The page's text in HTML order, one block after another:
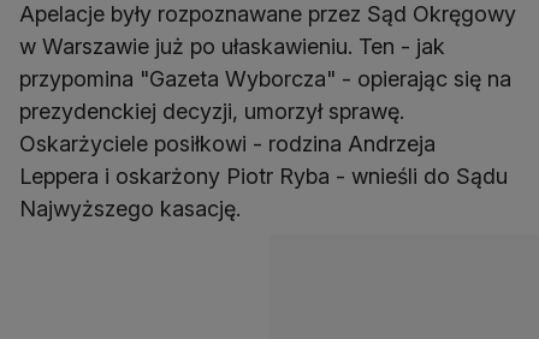
Apelacje były rozpoznawane przez Sąd Okręgowy
w Warszawie już po ułaskawieniu. Ten - jak
przypomina "Gazeta Wyborcza" - opierając się na
prezydenckiej decyzji, umorzył sprawę.
Oskarżyciele posiłkowi - rodzina Andrzeja
Leppera i oskarżony Piotr Ryba - wnieśli do Sądu
Najwyższego kasację.